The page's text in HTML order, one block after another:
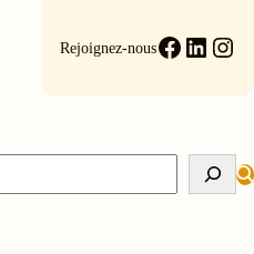
Rejoignez-nous